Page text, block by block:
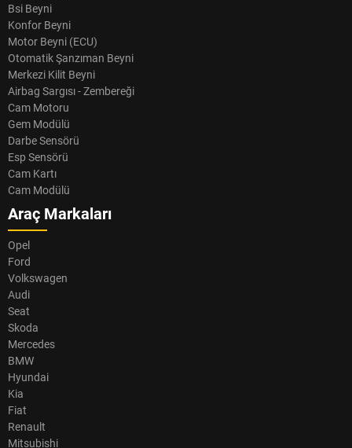
Bsi Beyni
Konfor Beyni
Motor Beyni (ECU)
Otomatik Şanzıman Beyni
Merkezi Kilit Beyni
Airbag Sargısı - Zembereği
Cam Motoru
Gem Modülü
Darbe Sensörü
Esp Sensörü
Cam Kartı
Cam Modülü
Araç Markaları
Opel
Ford
Volkswagen
Audi
Seat
Skoda
Mercedes
BMW
Hyundai
Kia
Fiat
Renault
Mitsubishi